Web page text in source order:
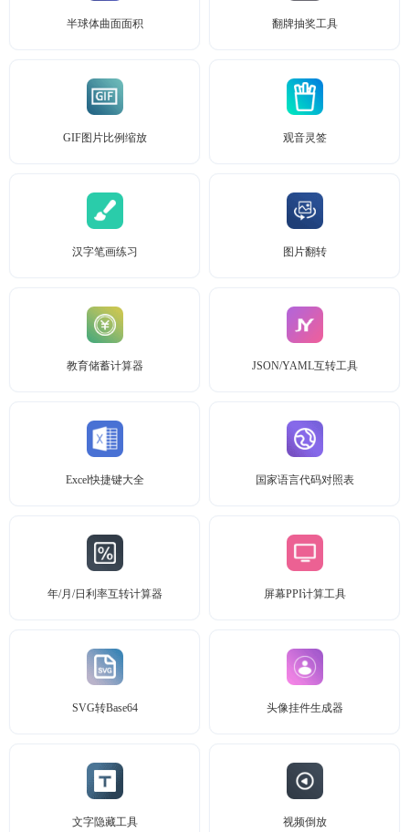
半球体曲面面积 翻牌抽奖工具
GIF图片比例缩放 观音灵签
汉字笔画练习 图片翻转
教育储蓄计算器 JSON/YAML互转工具
Excel快捷键大全 国家语言代码对照表
年/月/日利率互转计算器 屏幕PPI计算工具
SVG转Base64 头像挂件生成器
文字隐藏工具 视频倒放